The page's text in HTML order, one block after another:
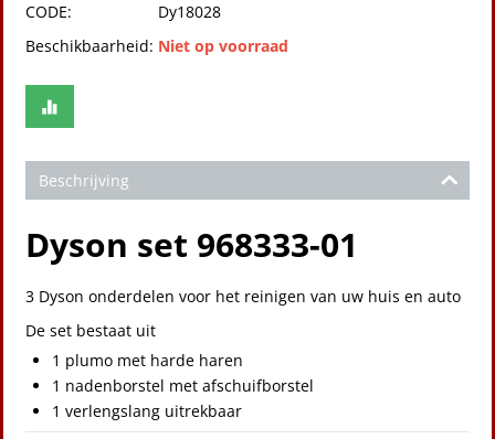
CODE:
Dy18028
Beschikbaarheid: Niet op voorraad
Beschrijving
Dyson set 968333-01
3 Dyson onderdelen voor het reinigen van uw huis en auto
De set bestaat uit
1 plumo met harde haren
1 nadenborstel met afschuifborstel
1 verlengslang uitrekbaar